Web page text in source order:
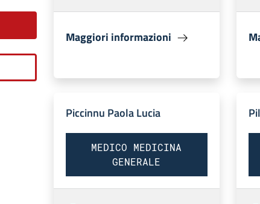
Maggiori informazioni
Piccinnu Paola Lucia
MEDICO MEDICINA
GENERALE